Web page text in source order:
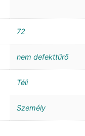
72
nem defekttűrő
Téli
Személy